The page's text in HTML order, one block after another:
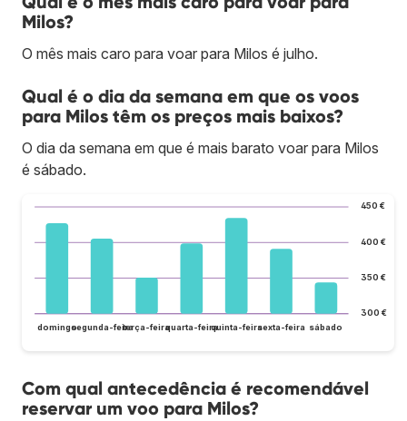
Milos?
O mês mais caro para voar para Milos é julho.
Qual é o dia da semana em que os voos
para Milos têm os preços mais baixos?
O dia da semana em que é mais barato voar para Milos
é sábado.
300 €
350 €
400 €
450 €
domingosegunda-feiraterça-feiraquarta-feiraquinta-feirasexta-feira sábado
Com qual antecedência é recomendável
reservar um voo para Milos?